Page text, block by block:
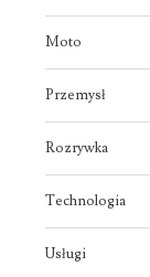
Moto
Przemysł
Rozrywka
Technologia
Usługi